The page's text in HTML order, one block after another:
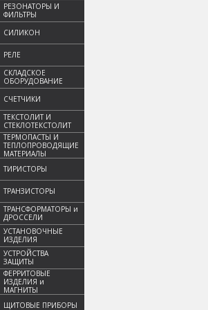
РЕЗОНАТОРЫ И
ФИЛЬТРЫ
СИЛИКОН
РЕЛЕ
СКЛАДСКОЕ
ОБОРУДОВАНИЕ
СЧЕТЧИКИ
ТЕКСТОЛИТ И
СТЕКЛОТЕКСТОЛИТ
ТЕРМОПАСТЫ И
ТЕПЛОПРОВОДЯЩИЕ
МАТЕРИАЛЫ
ТИРИСТОРЫ
ТРАНЗИСТОРЫ
ТРАНСФОРМАТОРЫ и
ДРОССЕЛИ
УСТАНОВОЧНЫЕ
ИЗДЕЛИЯ
УСТРОЙСТВА
ЗАЩИТЫ
ФЕРРИТОВЫЕ
ИЗДЕЛИЯ и
МАГНИТЫ
ЩИТОВЫЕ ПРИБОРЫ